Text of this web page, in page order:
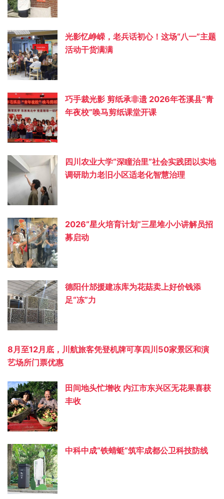
光影忆峥嵘，老兵话初心！这场“八一”主题
活动干货满满
巧手裁光影 剪纸承非遗 2026年苍溪县“青
年夜校”唤马剪纸课堂开课
四川农业大学“深瞳治里”社会实践团以实地
调研助力老旧小区适老化智慧治理
2026“星火培育计划”三星堆小小讲解员招
募启动
德阳什邡援建冻库为花菇卖上好价钱添
足“冻”力
8月至12月底，川航旅客凭登机牌可享四川50家景区和演
艺场所门票优惠
田间地头忙增收 内江市东兴区无花果喜获
丰收
中科中成“铁蜻蜓”筑牢成都公卫科技防线